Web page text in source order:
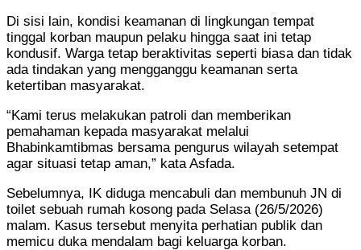
Di sisi lain, kondisi keamanan di lingkungan tempat
tinggal korban maupun pelaku hingga saat ini tetap
kondusif. Warga tetap beraktivitas seperti biasa dan tidak
ada tindakan yang mengganggu keamanan serta
ketertiban masyarakat.
“Kami terus melakukan patroli dan memberikan
pemahaman kepada masyarakat melalui
Bhabinkamtibmas bersama pengurus wilayah setempat
agar situasi tetap aman,” kata Asfada.
Sebelumnya, IK diduga mencabuli dan membunuh JN di
toilet sebuah rumah kosong pada Selasa (26/5/2026)
malam. Kasus tersebut menyita perhatian publik dan
memicu duka mendalam bagi keluarga korban.